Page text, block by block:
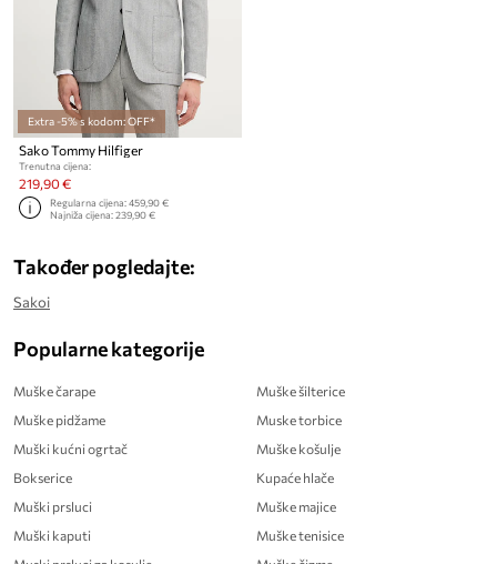
Extra -5% s kodom: OFF*
Sako Tommy Hilfiger
Trenutna cijena:
219,90 €
Regularna cijena:459,90 €
Najniža cijena:239,90 €
Također pogledajte:
Sakoi
Popularne kategorije
Muške čarape
Muške pidžame
Muški kućni ogrtač
Bokserice
Muški prsluci
Muški kaputi
Muške šilterice
Muske torbice
Muške košulje
Kupaće hlače
Muške majice
Muške tenisice